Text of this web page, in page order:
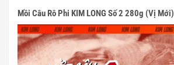
Mồi Câu Rô Phi KIM LONG Số 2 280g (Vị Mới)